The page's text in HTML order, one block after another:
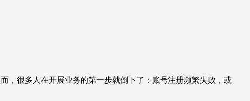
很多人在开展业务的第一步就倒下了：账号注册频繁失败，或